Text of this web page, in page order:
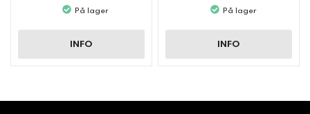
På lager
INFO
På lager
INFO